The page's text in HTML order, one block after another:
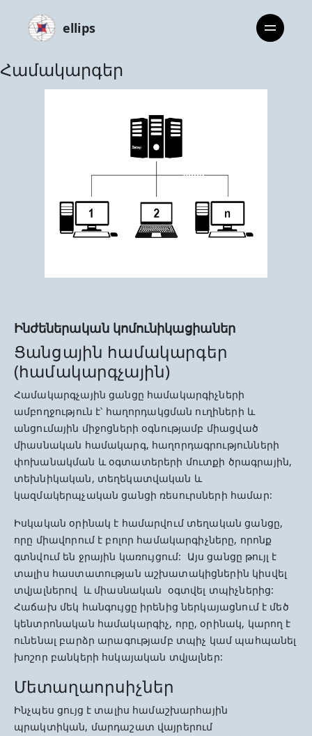
ellips
Համակարգեր
Ինժեներական կոմունիկացիաներ
Ցանցային համակարգեր
(համակարգչային)
Համակարգչային ցանցը համակարգիչների
ամբողջություն է՝ հաղորդակցման ուղիների և
անցումային միջոցների օգնությամբ միացված
միասնական համակարգ, հաղորդագրությունների
փոխանակման և օգտատերերի մուտքի ծրագրային,
տեխնիկական, տեղեկատվական և
կազմակերպչական ցանցի ռեսուրսների համար:
Իսկական օրինակ է համարվում տեղական ցանցը,
որը միավորում է բոլոր համակարգիչները, որոնք
գտնվում են ջրային կառույցում: Այս ցանցը թույլ է
տալիս հաստատության աշխատակիցներին կիսվել
տվյալներով և միասնական օգտվել տպիչներից:
Հաճախ մեկ հանգույցը իրենից ներկայացնում է մեծ
կենտրոնական համակարգիչ, որը, օրինակ, կարող է
ունենալ բարձր արագությամբ տպիչ կամ պահպանել
խոշոր բանկերի հսկայական տվյալներ:
Մետաղաորսիչներ
Ինչպես ցույց է տալիս համաշխարհային
պրակտիկան, մարդաշատ վայրերում